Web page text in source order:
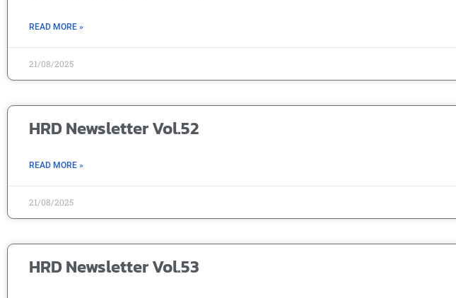
READ MORE »
21/08/2025
HRD Newsletter Vol.52
READ MORE »
21/08/2025
HRD Newsletter Vol.53